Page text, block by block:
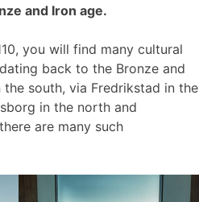
and Iron age.
you will find many cultural
back to the Bronze and
the south, via Fredrikstad in the
in the north and
are many such